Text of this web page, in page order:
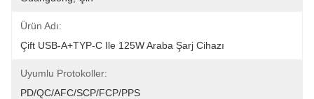
Ürün Adı:
Çift USB-A+TYP-C Ile 125W Araba Şarj Cihazı
Uyumlu Protokoller:
PD/QC/AFC/SCP/FCP/PPS